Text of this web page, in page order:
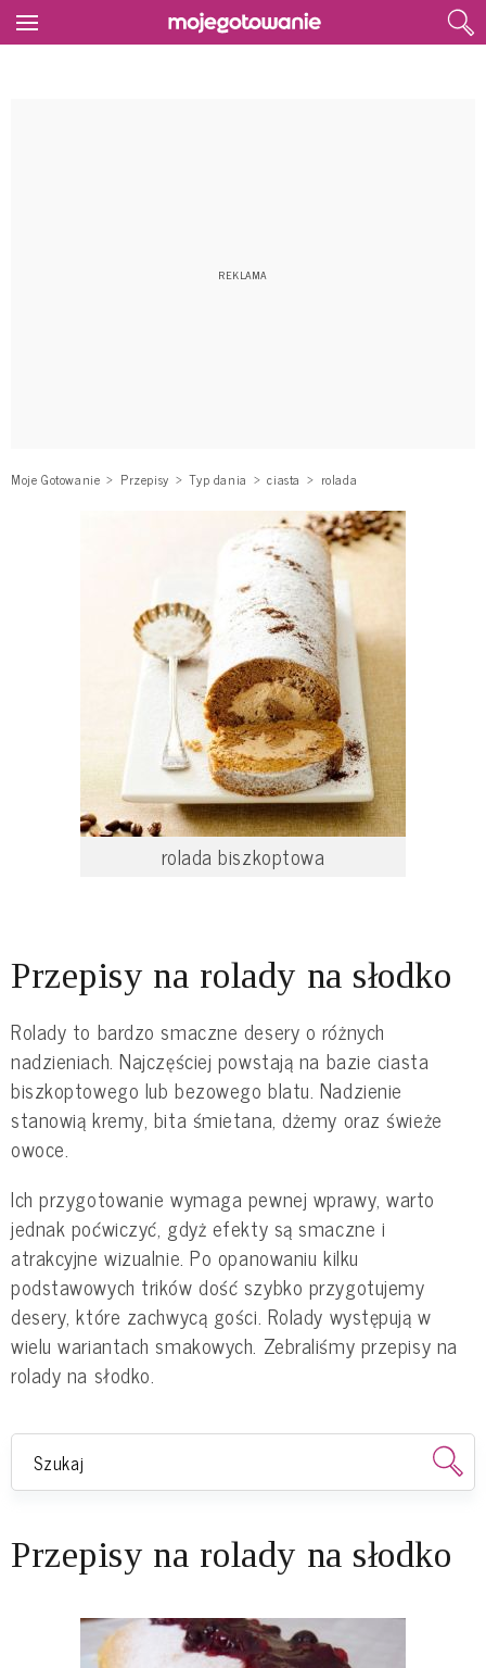
Moje Gotowanie Przepisy Typ dania ciasta rolada
rolada biszkoptowa
Przepisy na rolady na słodko
Rolady to bardzo smaczne desery o różnych
nadzieniach. Najczęściej powstają na bazie ciasta
biszkoptowego lub bezowego blatu. Nadzienie
stanowią kremy, bita śmietana, dżemy oraz świeże
owoce.
Ich przygotowanie wymaga pewnej wprawy, warto
jednak poćwiczyć, gdyż efekty są smaczne i
atrakcyjne wizualnie. Po opanowaniu kilku
podstawowych trików dość szybko przygotujemy
desery, które zachwycą gości. Rolady występują w
wielu wariantach smakowych. Zebraliśmy przepisy na
rolady na słodko.
Przepisy na rolady na słodko